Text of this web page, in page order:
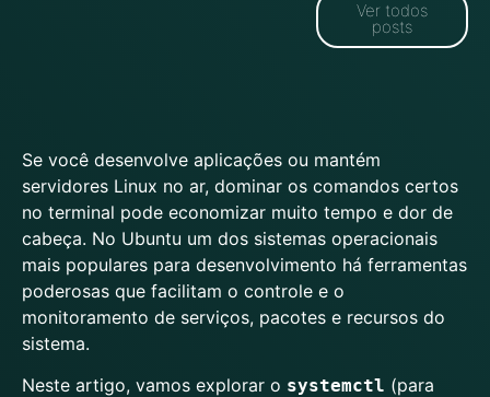
Ver todos
posts
Se você desenvolve aplicações ou mantém
servidores Linux no ar, dominar os comandos certos
no terminal pode economizar muito tempo e dor de
cabeça. No Ubuntu um dos sistemas operacionais
mais populares para desenvolvimento há ferramentas
poderosas que facilitam o controle e o
monitoramento de serviços, pacotes e recursos do
sistema.
Neste artigo, vamos explorar o systemctl (para